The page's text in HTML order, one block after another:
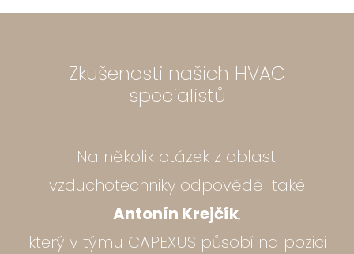
Zkušenosti našich HVAC
specialistů
Na několik otázek z oblasti
vzduchotechniky odpověděl také
Antonín Krejčík,
který v týmu CAPEXUS působí na pozici